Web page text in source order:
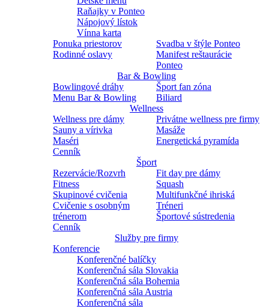
Raňajky v Ponteo
Nápojový lístok
Vínna karta
Ponuka priestorov
Svadba v štýle Ponteo
Rodinné oslavy
Manifest reštaurácie
Ponteo
Bar & Bowling
Bowlingové dráhy
Šport fan zóna
Menu Bar & Bowling
Biliard
Wellness
Wellness pre dámy
Privátne wellness pre firmy
Sauny a vírivka
Masáže
Maséri
Energetická pyramída
Cenník
Šport
Rezervácie/Rozvrh
Fit day pre dámy
Fitness
Squash
Skupinové cvičenia
Multifunkčné ihriská
Cvičenie s osobným
trénerom
Tréneri
Športové sústredenia
Cenník
Služby pre firmy
Konferencie
Konferenčné balíčky
Konferenčná sála Slovakia
Konferenčná sála Bohemia
Konferenčná sála Austria
Konferenčná sála